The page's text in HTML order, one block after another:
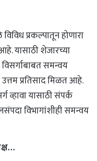
प्रकल्पातून होणारा
यासाठी शेजारच्या
विसर्गाबाबत समन्वय
प्रतिसाद मिळत आहे.
व्हावा यासाठी संपर्क
विभागांशीही समन्वय